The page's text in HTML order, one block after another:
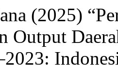
(2025)
Output